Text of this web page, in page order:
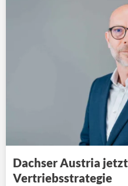
Dachser Austria
Vertriebsstrategie